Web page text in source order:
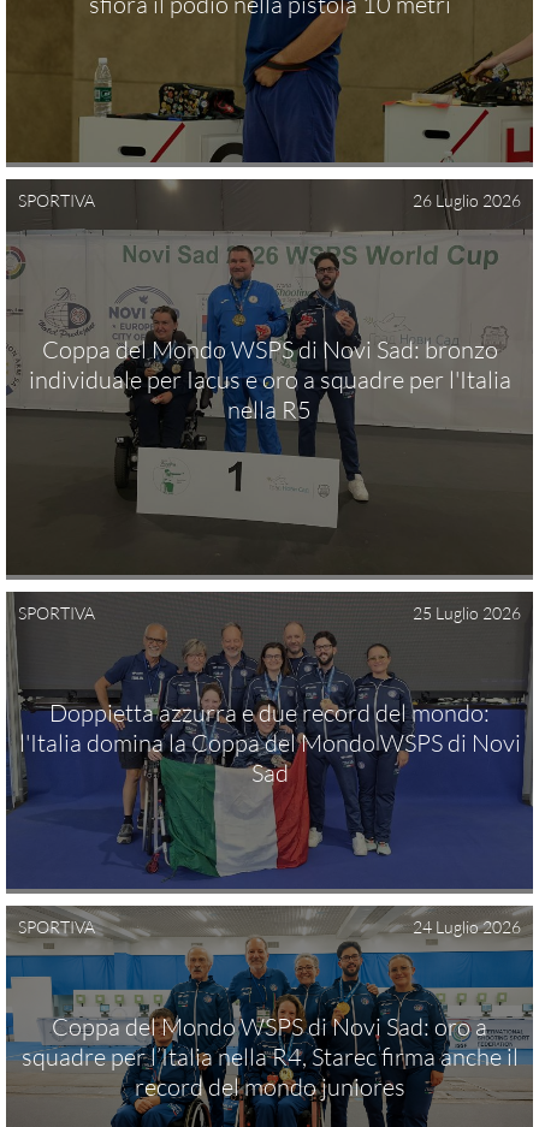
Attività Sportiva
Gruppi di merito
Archivio gruppi di merito
Ranking
Staff Tecnico
Staff medico
ATLETI AZZURRI
DISCIPLINE NON ISSF
Bench Rest
Production
Ex Ordinanza
Avancarica
Tiro Rapido Sportivo
Programma Sportivo
RISULTATI GARE
POLIGONI
Direttive Tecniche
Bozza Regolamento d'uso
26 Luglio 2026
Coppa del Mondo WSPS di Novi Sad: bronzo
individuale per Iacus e oro a squadre per l'Italia
nella R5
SPORTIVA
25 Luglio 2026
Doppietta azzurra e due record del mondo:
l'Italia domina la Coppa del Mondo WSPS di Novi
Sad
SPORTIVA
24 Luglio 2026
Coppa del Mondo WSPS di Novi Sad: oro a
squadre per l’Italia nella R4, Starec firma anche il
record del mondo juniores
SPORTIVA